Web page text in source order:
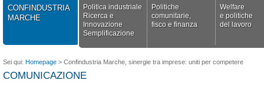
CONFINDUSTRIA
MARCHE
Politica industriale
Ricerca e
Innovazione
Semplificazione
Politiche
comunitarie,
fisco e finanza
Welfare
e politiche
del lavoro
Sei qui: Homepage > Confindustria Marche, sinergie tra imprese: uniti per competere
COMUNICAZIONE